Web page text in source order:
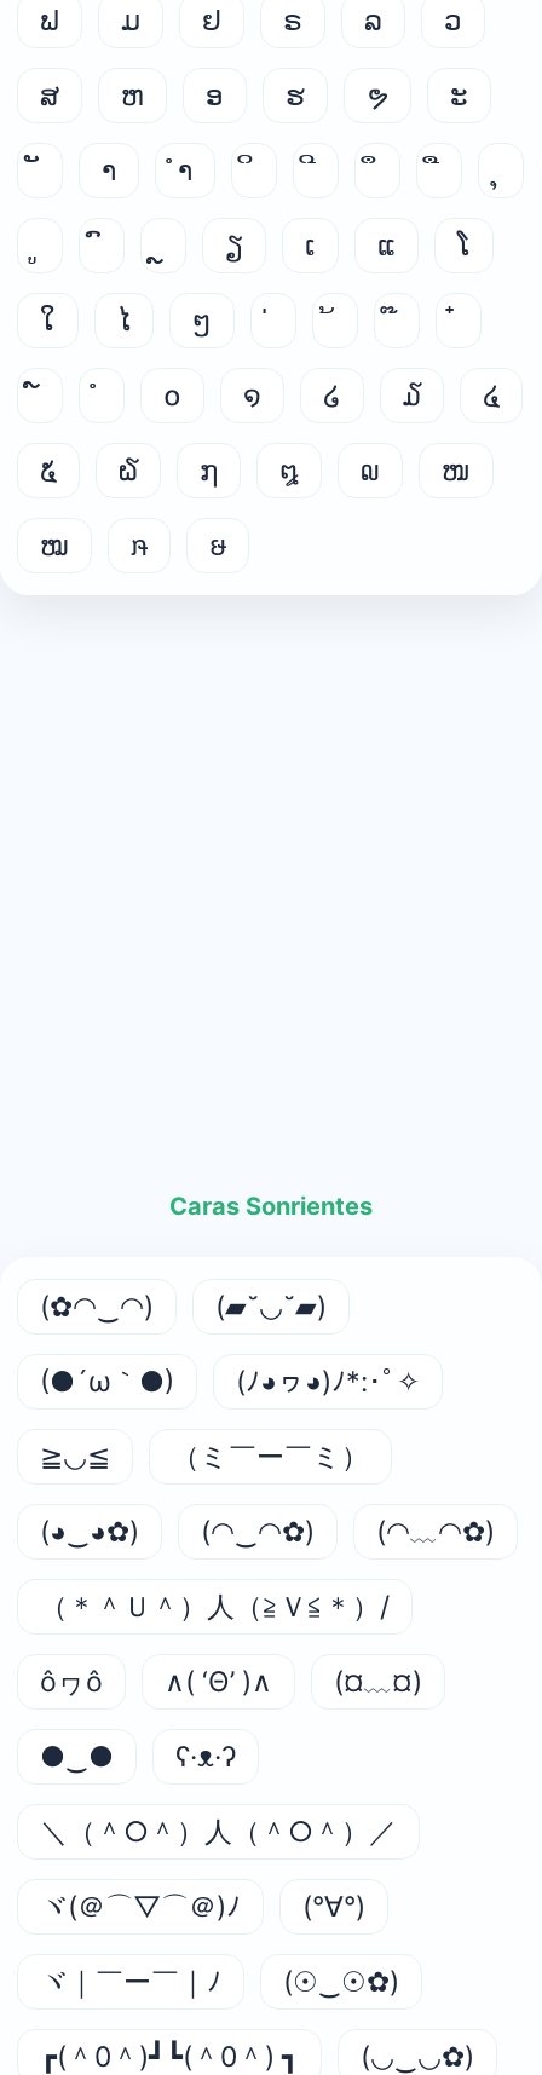
ຟ ມ ຢ ຣ ລ ວ
ສ ຫ ອ ຮ ຯ ະ
າ ຳ
ຽ ເ ແ ໂ
ໃ ໄ ໆ
໐ ໑ ໒ ໓ ໔
໕ ໖ ໗ ໘ ໙ ໜ
ໝ ໞ ໟ
Caras Sonrientes
(✿◠‿◠) (▰˘◡˘▰)
(●´ω｀●) (ﾉ◕ヮ◕)ﾉ*:･ﾟ✧
≧◡≦ （ミ￣ー￣ミ）
(◕‿◕✿) (◠‿◠✿) (◠﹏◠✿)
（＊＾Ｕ＾）人（≧Ｖ≦＊）/
ôヮô ∧( ‘Θ’ )∧ (¤﹏¤)
●‿● ʕ·ᴥ·ʔ
＼（＾○＾）人（＾○＾）／
ヾ(＠⌒▽⌒＠)ﾉ (°∀°)
ヾ｜￣ー￣｜ﾉ (☉‿☉✿)
┏(＾0＾)┛┗(＾0＾) ┓ (◡‿◡✿)